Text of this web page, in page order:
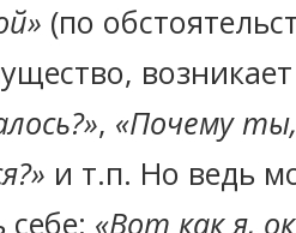
(по
, «Почему
и т.п. Но ведь
себе: «Вот как я,